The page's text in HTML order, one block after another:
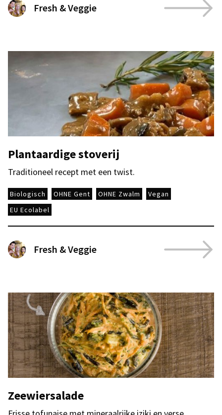
Fresh & Veggie
Plantaardige stoverij
Traditioneel recept met een twist.
Biologisch OHNE Gent OHNE Zwalm
Vegan
EU Ecolabel
Fresh & Veggie
Zeewiersalade